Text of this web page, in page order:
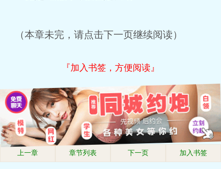
（本章未完，请点击下一页继续阅读）
『加入书签，方便阅读』
上一章 章节列表 下一页 加入书签